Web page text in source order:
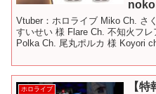
Vtuber：ホロライブ Miko Ch.
すいせい 様 Flare Ch. 不知火フ
Polka Ch. 尾丸ポルカ 様 Koyori
ホロライブ
【